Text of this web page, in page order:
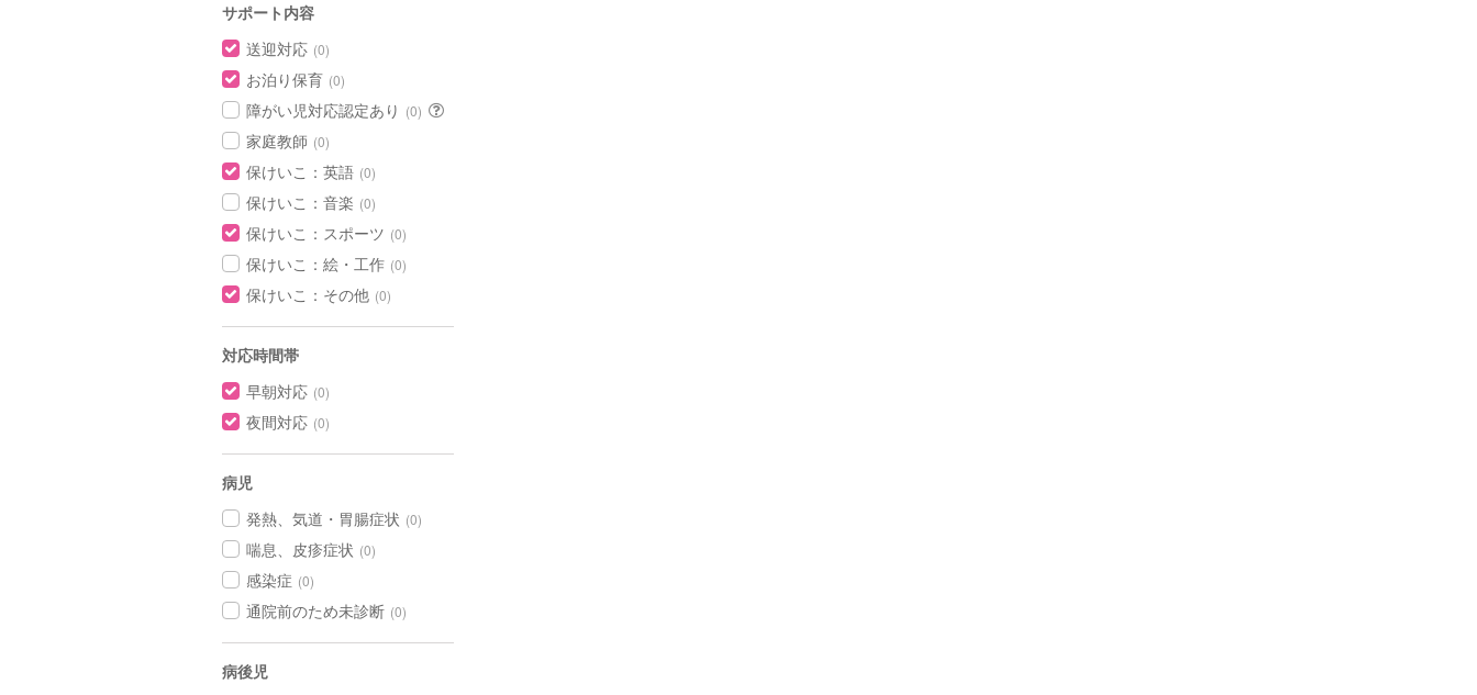
サポート内容
送迎対応 (0)
お泊り保育 (0)
障がい児対応認定あり (0)
家庭教師 (0)
保けいこ：英語 (0)
保けいこ：音楽 (0)
保けいこ：スポーツ (0)
保けいこ：絵・工作 (0)
保けいこ：その他 (0)
対応時間帯
早朝対応 (0)
夜間対応 (0)
病児
発熱、気道・胃腸症状 (0)
喘息、皮疹症状 (0)
感染症 (0)
通院前のため未診断 (0)
病後児